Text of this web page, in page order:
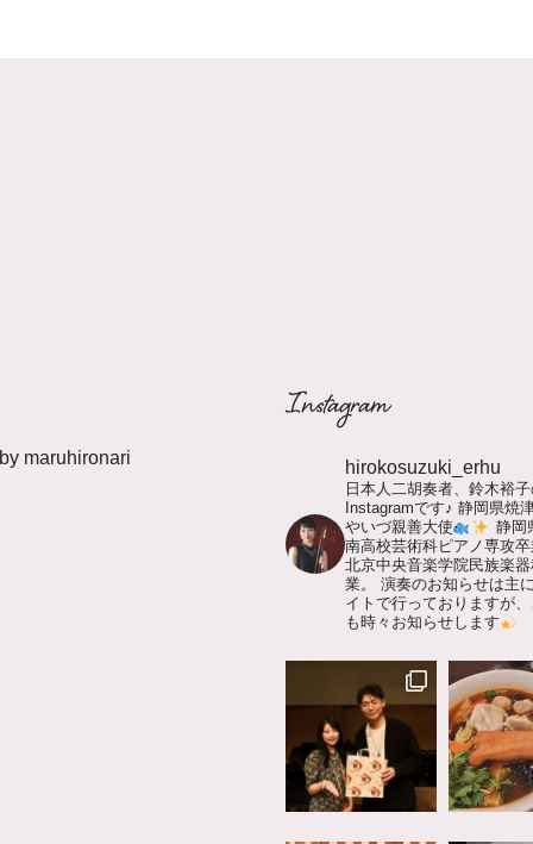
maruhironari
Instagram
hirokosuzuki_erhu
日本人二胡奏者、鈴木裕
Instagramです♪ 静岡県焼
やいづ親善大使
静岡
南高校芸術科ピアノ専攻
北京中央音楽学院民族楽
業。
演奏のお知らせは主
イトで行っておりますが
も時々お知らせします